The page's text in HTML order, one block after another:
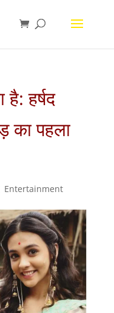
है: हर्षद
का पहला
Entertainment